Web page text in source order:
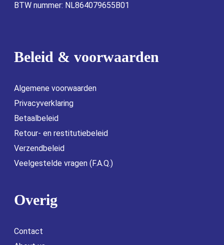
BTW nummer: NL864079655B01
Beleid & voorwaarden
Algemene voorwaarden
Privacyverklaring
Betaalbeleid
Retour- en restitutiebeleid
Verzendbeleid
Veelgestelde vragen (F.A.Q.)
Overig
Contact